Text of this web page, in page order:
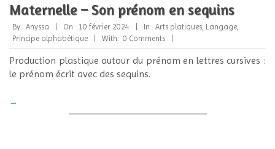
Maternelle – Son prénom en sequins
2024-
02-
10
By: Anyssa On: 10 février 2024 In: Arts platiques Langage
Principe alphabétique
With: 0 Comments
Production plastique autour du prénom en lettres cursives :
le prénom écrit avec des sequins.
→